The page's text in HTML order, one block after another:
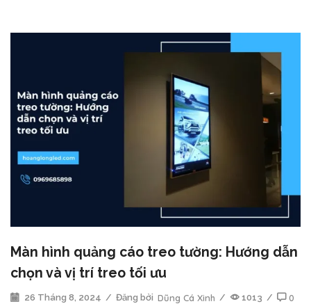
Màn hình quảng cáo treo tường: Hướng dẫn
chọn và vị trí treo tối ưu
26 Tháng 8, 2024 / Đăng bởi Dũng Cá Xinh / 1013 / 0